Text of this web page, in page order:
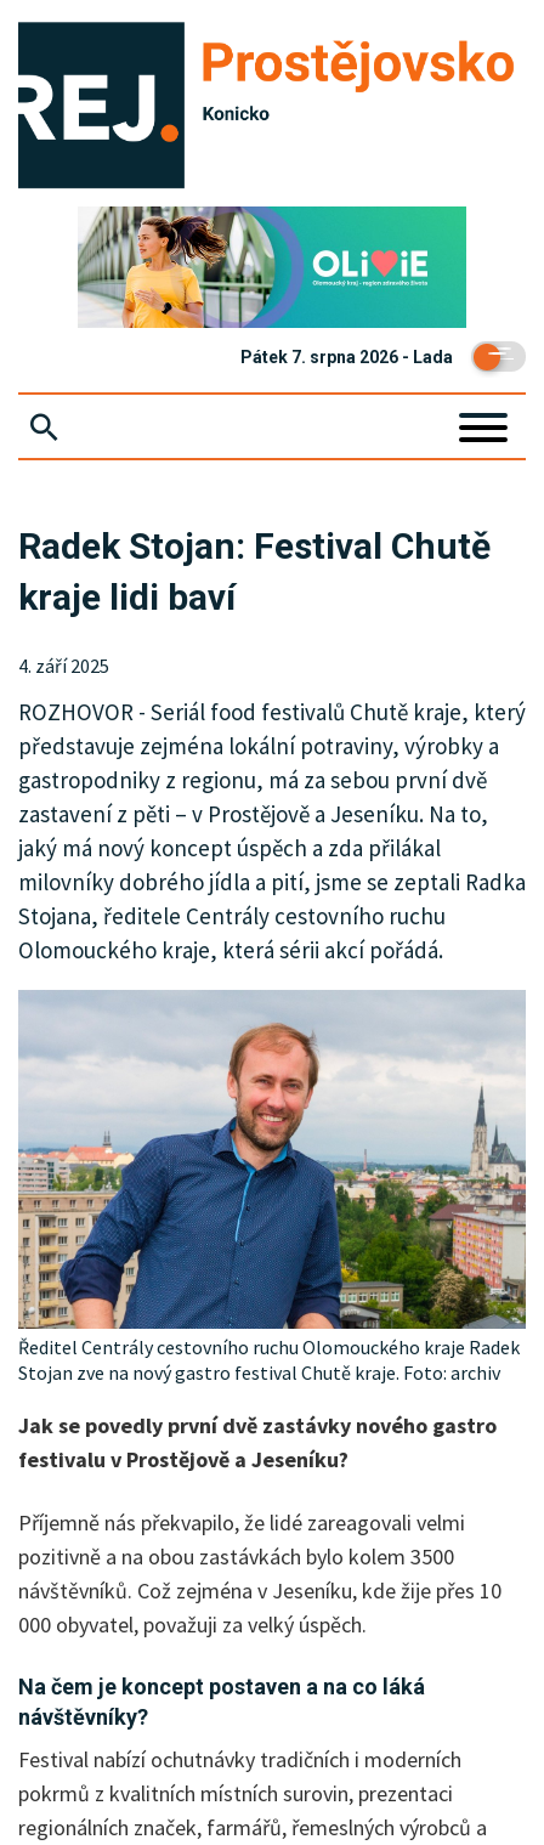
Pátek 7. srpna 2026 - Lada
KRIMI
SPORT
KULTURA
SPOLEČNOST
Radek Stojan: Festival Chutě
kraje lidi baví
4. září 2025
ROZHOVOR - Seriál food festivalů Chutě kraje, který
představuje zejména lokální potraviny, výrobky a
gastropodniky z regionu, má za sebou první dvě
zastavení z pěti – v Prostějově a Jeseníku. Na to,
jaký má nový koncept úspěch a zda přilákal
milovníky dobrého jídla a pití, jsme se zeptali Radka
Stojana, ředitele Centrály cestovního ruchu
Olomouckého kraje, která sérii akcí pořádá.
Ředitel Centrály cestovního ruchu Olomouckého kraje Radek
Stojan zve na nový gastro festival Chutě kraje. Foto: archiv
Jak se povedly první dvě zastávky nového gastro
festivalu v Prostějově a Jeseníku?
Příjemně nás překvapilo, že lidé zareagovali velmi
pozitivně a na obou zastávkách bylo kolem 3500
návštěvníků. Což zejména v Jeseníku, kde žije přes 10
000 obyvatel, považuji za velký úspěch.
Na čem je koncept postaven a na co láká
návštěvníky?
Festival nabízí ochutnávky tradičních i moderních
pokrmů z kvalitních místních surovin, prezentaci
regionálních značek, farmářů, řemeslných výrobců a